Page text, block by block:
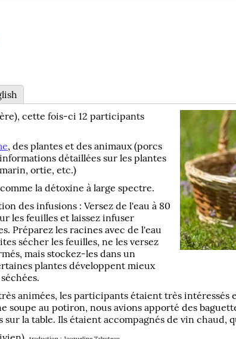
cette fois-ci 12 participants
, des plantes et des animaux (porcs
détaillées sur les plantes
ortie, etc.)
la détoxine à large spectre.
des infusions : Versez de l'eau à 80
les feuilles et laissez infuser
Préparez les racines avec de l'eau
sécher les feuilles, ne les versez
mais stockez-les dans un
plantes développent mieux
animées, les participants étaient très
soupe au potiron, nous avions apporté des
la table. Ils étaient accompagnés de vin chaud,